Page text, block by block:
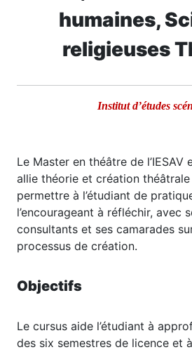
humaines,
religieuses
Institut d’études
Le Master en théâtre de l’IESAV
allie théorie et création théâtrale
permettre à l’étudiant de
l’encourageant à réfléchir, avec
consultants et ses camarades
processus de création.
Objectifs
Le cursus aide l’étudiant à
des six semestres de licence et